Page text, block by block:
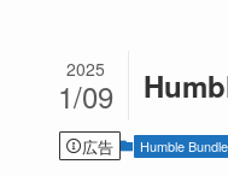
2025
1/09
広告 Humble Bundle